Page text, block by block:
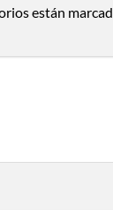
están